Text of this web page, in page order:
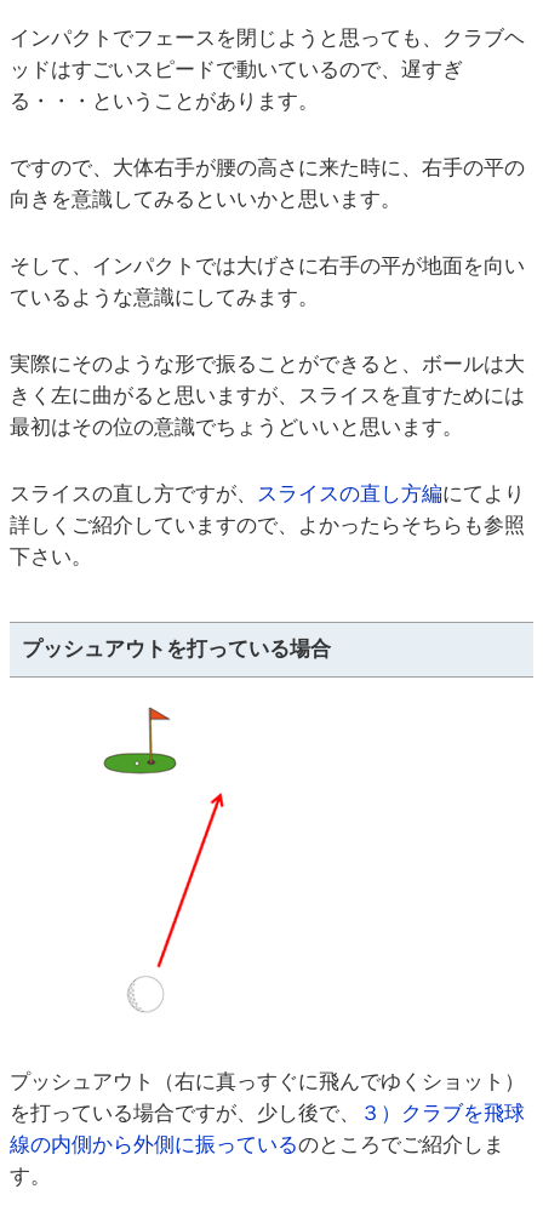
インパクトでフェースを閉じようと思っても、クラブヘ
ッドはすごいスピードで動いているので、遅すぎ
る・・・ということがあります。
ですので、大体右手が腰の高さに来た時に、右手の平の
向きを意識してみるといいかと思います。
そして、インパクトでは大げさに右手の平が地面を向い
ているような意識にしてみます。
実際にそのような形で振ることができると、ボールは大
きく左に曲がると思いますが、スライスを直すためには
最初はその位の意識でちょうどいいと思います。
スライスの直し方ですが、 スライスの直し方編にてより
詳しくご紹介していますので、よかったらそちらも参照
下さい。
プッシュアウトを打っている場合
プッシュアウト（右に真っすぐに飛んでゆくショット）
を打っている場合ですが、少し後で、
３）クラブを飛球
線の内側から外側に振っているのところでご紹介しま
す。